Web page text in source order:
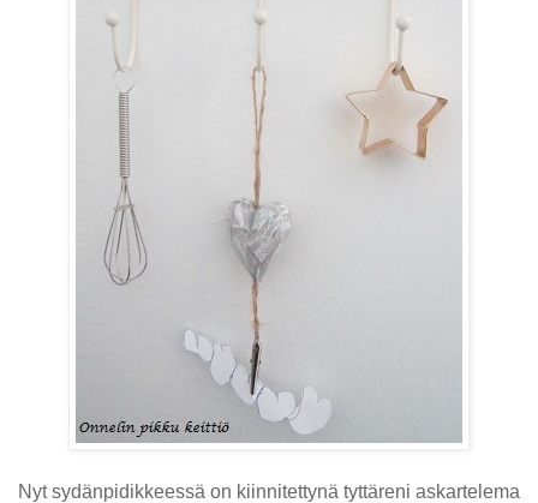
Nyt sydänpidikkeessä on kiinnitettynä tyttäreni askartelema